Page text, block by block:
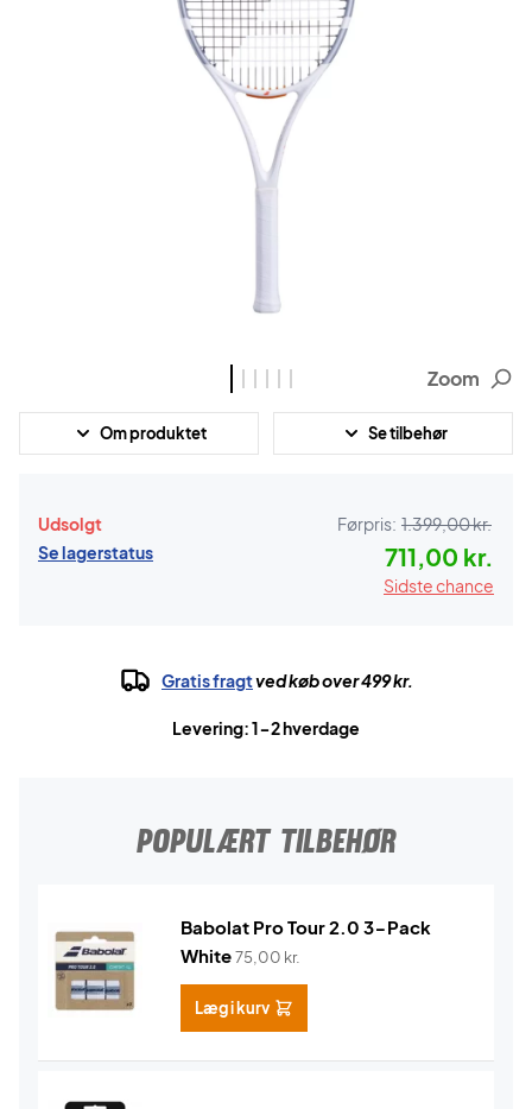
Zoom
Om produktet Se tilbehør
Udsolgt
Se lagerstatus
Førpris: 1.399,00 kr.
711,00 kr.
Sidste chance
Gratis fragtved køb over 499 kr.
Levering: 1-2 hverdage
POPULÆRT TILBEHØR
Babolat Pro Tour 2.0 3-Pack
White75,00 kr.
Læg i kurv